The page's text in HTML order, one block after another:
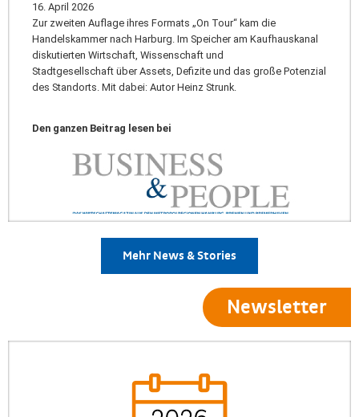
16. April 2026
Zur zweiten Auflage ihres Formats „On Tour“ kam die
Handelskammer nach Harburg. Im Speicher am Kaufhauskanal
diskutierten Wirtschaft, Wissenschaft und
Stadtgesellschaft über Assets, Defizite und das große Potenzial
des Standorts. Mit dabei: Autor Heinz Strunk.
Den ganzen Beitrag lesen bei
Mehr News & Stories
Newsletter